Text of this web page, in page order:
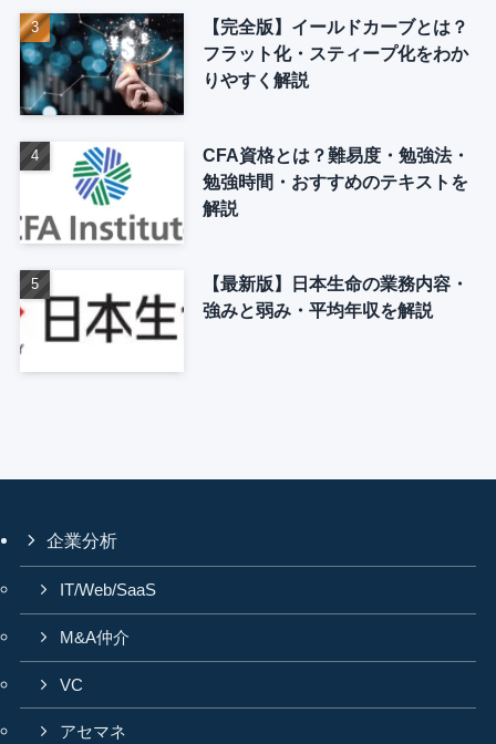
【完全版】イールドカーブとは？
フラット化・スティープ化をわか
りやすく解説
CFA資格とは？難易度・勉強法・
勉強時間・おすすめのテキストを
解説
【最新版】日本生命の業務内容・
強みと弱み・平均年収を解説
企業分析
IT/Web/SaaS
M&A仲介
VC
アセマネ